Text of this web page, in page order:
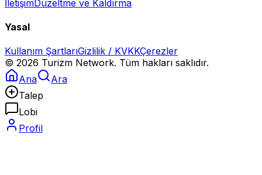
İletişimDüzeltme ve Kaldırma
Yasal
Kullanım ŞartlarıGizlilik / KVKKÇerezler
© 2026 Turizm Network. Tüm hakları saklıdır.
Ana
Ara
Talep
Lobi
Profil